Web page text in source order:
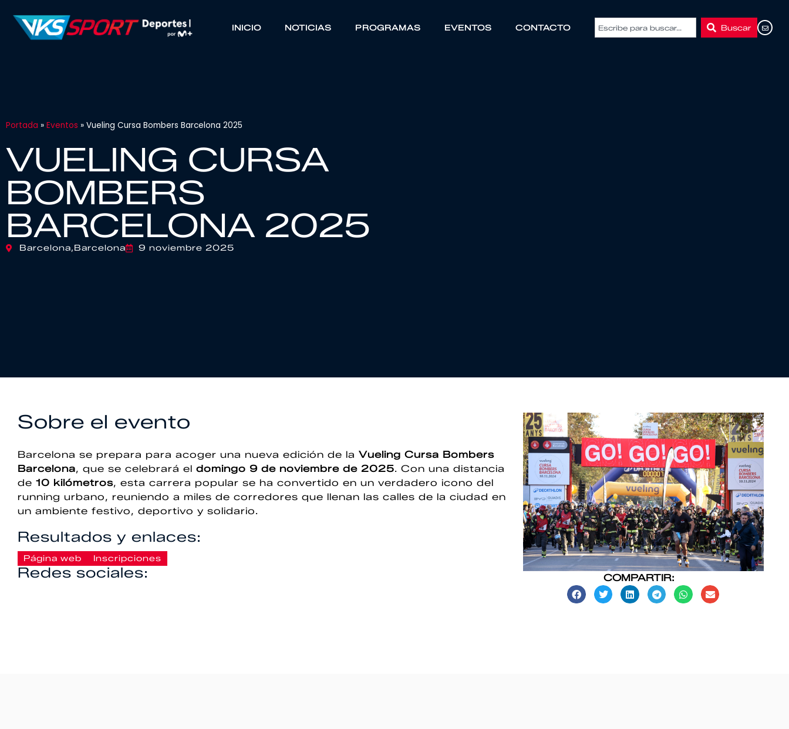
INICIO NOTICIAS PROGRAMAS EVENTOS CONTACTO Buscar
Portada » Eventos » Vueling Cursa Bombers Barcelona 2025
VUELING CURSA
BOMBERS
BARCELONA 2025
Barcelona,Barcelona 9 noviembre 2025
Sobre el evento
Barcelona se prepara para acoger una nueva edición de la Vueling Cursa Bombers
Barcelona, que se celebrará el domingo 9 de noviembre de 2025. Con una distancia
de 10 kilómetros, esta carrera popular se ha convertido en un verdadero icono del
running urbano, reuniendo a miles de corredores que llenan las calles de la ciudad en
un ambiente festivo, deportivo y solidario.
Resultados y enlaces:
Página web Inscripciones
Redes sociales: COMPARTIR: